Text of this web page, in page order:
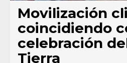
Movilización
coincidiendo
celebración
Tierra